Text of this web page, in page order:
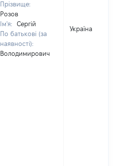
Прізвище:
Розов
Ім'я:
Сергій
По батькові (за
наявності):
Володимирович
Україна